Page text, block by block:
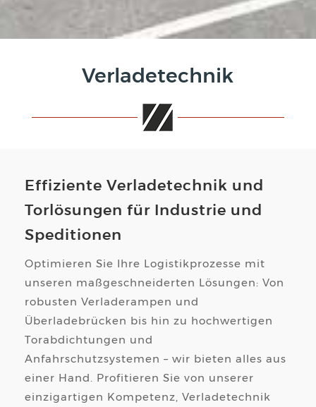
Verladetechnik
Effiziente Verladetechnik und
Torlösungen für Industrie und
Speditionen
Optimieren Sie Ihre Logistikprozesse mit
unseren maßgeschneiderten Lösungen: Von
robusten Verladerampen und
Überladebrücken bis hin zu hochwertigen
Torabdichtungen und
Anfahrschutzsystemen – wir bieten alles aus
einer Hand. Profitieren Sie von unserer
einzigartigen Kompetenz, Verladetechnik